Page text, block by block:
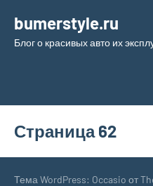
содержимому
bumerstyle.ru
Блог о красивых авто их
Страница 62
Тема WordPress: Occasio от